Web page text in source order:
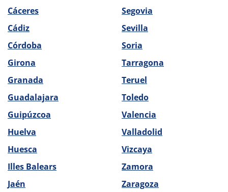
Cáceres
Cádiz
Córdoba
Girona
Granada
Guadalajara
Guipúzcoa
Huelva
Huesca
Illes Balears
Jaén
Segovia
Sevilla
Soria
Tarragona
Teruel
Toledo
Valencia
Valladolid
Vizcaya
Zamora
Zaragoza